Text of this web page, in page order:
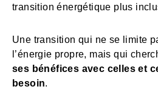
transition énergétique plus
Une transition qui ne se limite
l’énergie propre, mais qui
ses bénéfices avec celles et
besoin.